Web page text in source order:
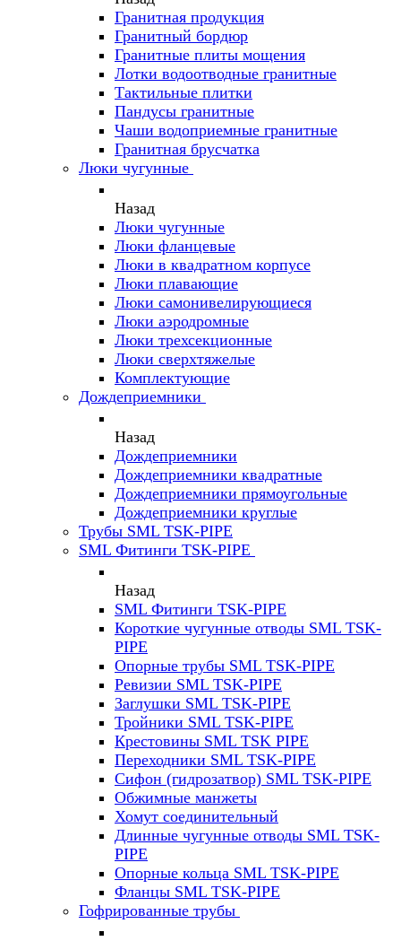
Гранитная продукция
Гранитный бордюр
Гранитные плиты мощения
Лотки водоотводные гранитные
Тактильные плитки
Пандусы гранитные
Чаши водоприемные гранитные
Гранитная брусчатка
Люки чугунные
Назад
Люки чугунные
Люки фланцевые
Люки в квадратном корпусе
Люки плавающие
Люки самонивелирующиеся
Люки аэродромные
Люки трехсекционные
Люки сверхтяжелые
Комплектующие
Дождеприемники
Назад
Дождеприемники
Дождеприемники квадратные
Дождеприемники прямоугольные
Дождеприемники круглые
Трубы SML TSK-PIPE
SML Фитинги TSK-PIPE
Назад
SML Фитинги TSK-PIPE
Короткие чугунные отводы SML TSK-
PIPE
Опорные трубы SML TSK-PIPE
Ревизии SML TSK-PIPE
Заглушки SML TSK-PIPE
Тройники SML TSK-PIPE
Крестовины SML TSK PIPE
Переходники SML TSK-PIPE
Сифон (гидрозатвор) SML TSK-PIPE
Обжимные манжеты
Хомут соединительный
Длинные чугунные отводы SML TSK-
PIPE
Опорные кольца SML TSK-PIPE
Фланцы SML TSK-PIPE
Гофрированные трубы